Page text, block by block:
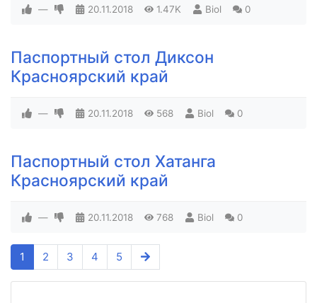
— 20.11.2018 1.47K Biol 0
Паспортный стол Диксон
Красноярский край
— 20.11.2018 568 Biol 0
Паспортный стол Хатанга
Красноярский край
— 20.11.2018 768 Biol 0
1 2 3 4 5